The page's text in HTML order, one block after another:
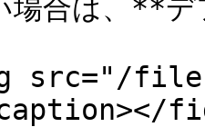
場合は、**
src="/files/